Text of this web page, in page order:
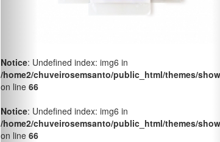
Notice: Undefined index: img6 in
/home2/chuveirosemsanto/public_html/themes/
on line 66
Notice: Undefined index: img6 in
/home2/chuveirosemsanto/public_html/themes/
on line 66